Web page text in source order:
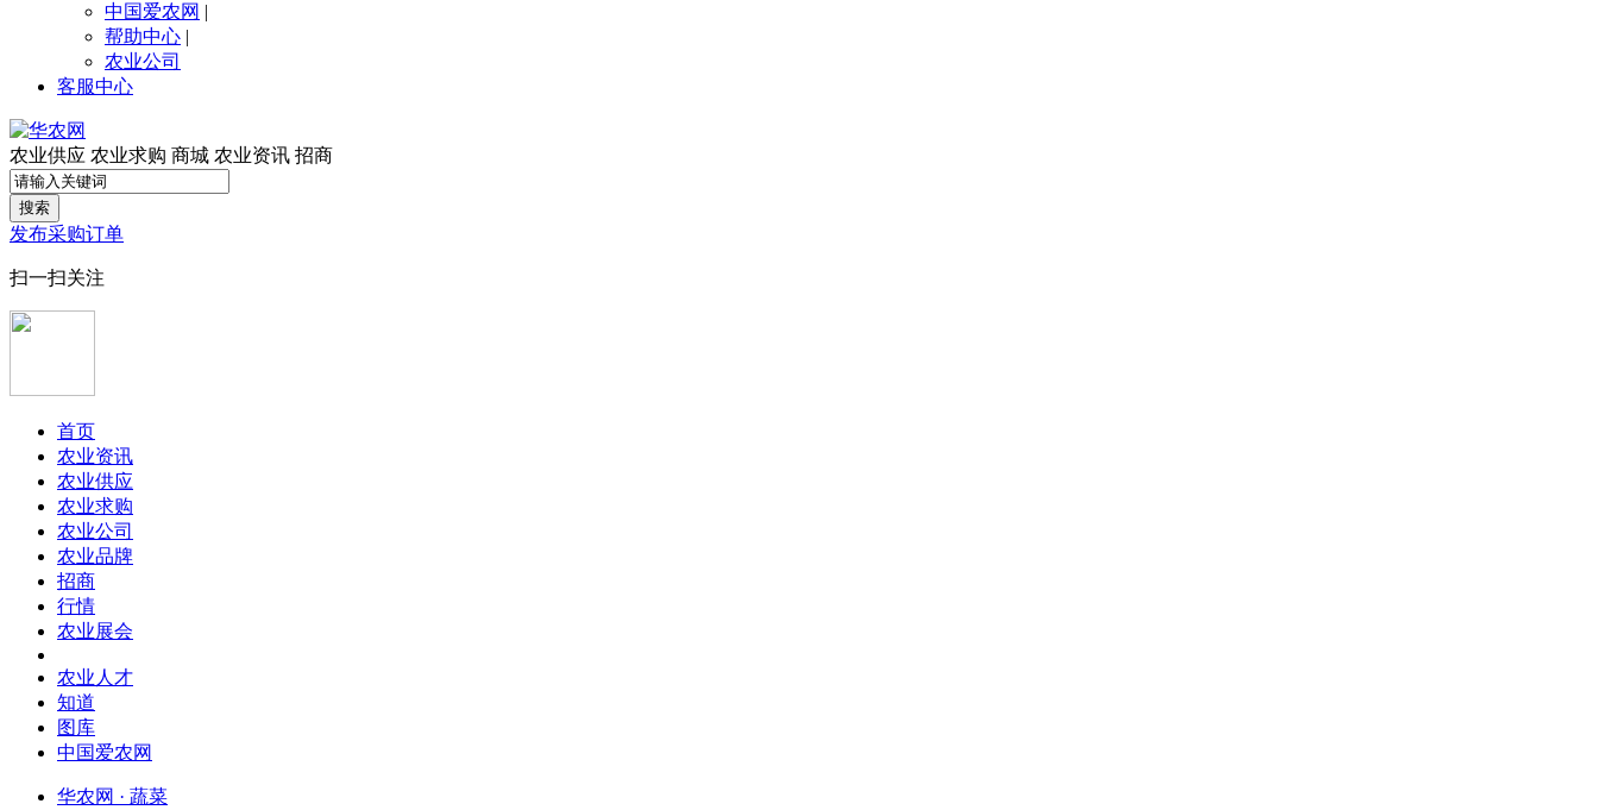
中国爱农网 |
帮助中心 |
农业公司
客服中心
农业供应 农业求购 商城 农业资讯 招商
搜索
发布采购订单
扫一扫关注
首页
农业资讯
农业供应
农业求购
农业公司
农业品牌
招商
行情
农业展会
农业人才
知道
图库
中国爱农网
华农网 · 蔬菜